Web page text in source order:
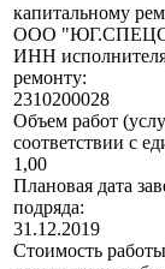
капитальному
ООО
ИНН
ремонту:
2310200028
Объем работ
соответствии с
1,00
Плановая дата
подряда:
31.12.2019
Стоимость